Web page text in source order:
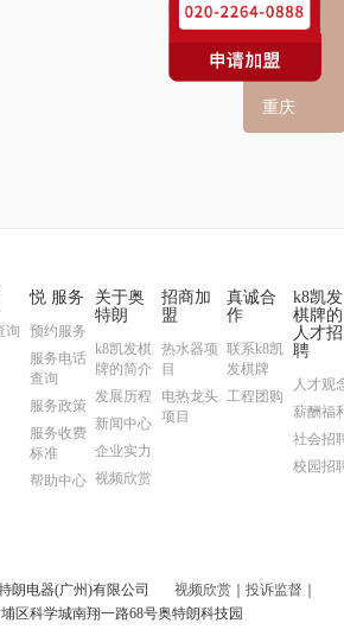
云南省
浙江省
重庆
询
悦 服务
预约服务
服务电话
查询
服务政策
服务收费
标准
帮助中心
关于奥
特朗
k8凯发棋
牌的简介
发展历程
新闻中心
企业实力
视频欣赏
招商加
盟
热水器项
目
电热龙头
项目
真诚合
作
联系k8凯
发棋牌
工程团购
k8凯发
棋牌的
人才招
聘
人才观
薪酬福
社会招
校园招
朗电器(广州)有限公司 视频欣赏 投诉监督
区科学城南翔一路68号奥特朗科技园